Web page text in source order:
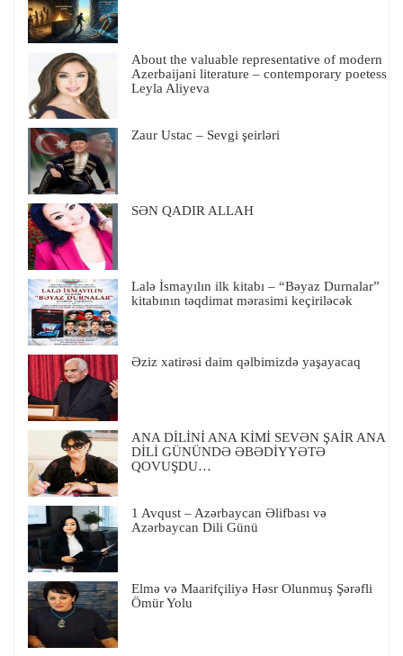
About the valuable representative of modern
Azerbaijani literature – contemporary poetess
Leyla Aliyeva
Zaur Ustac – Sevgi şeirləri
SƏN QADIR ALLAH
Lalə İsmayılın ilk kitabı – “Bəyaz Durnalar”
kitabının təqdimat mərasimi keçiriləcək
Əziz xatirəsi daim qəlbimizdə yaşayacaq
ANA DİLİNİ ANA KİMİ SEVƏN ŞAİR ANA
DİLİ GÜNÜNDƏ ƏBƏDİYYƏTƏ
QOVUŞDU…
1 Avqust – Azərbaycan Əlifbası və
Azərbaycan Dili Günü
Elmə və Maarifçiliyə Həsr Olunmuş Şərəfli
Ömür Yolu